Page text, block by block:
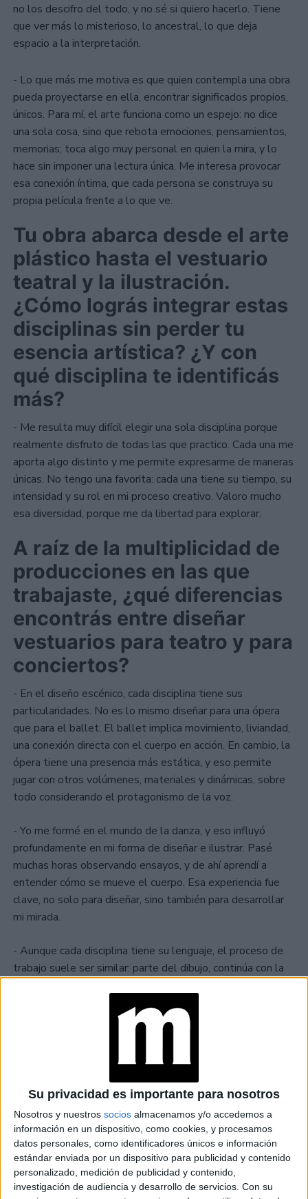
Su privacidad es importante para nosotros
Nosotros y nuestros socios almacenamos y/o accedemos a
información en un dispositivo, como cookies, y procesamos
datos personales, como identificadores únicos e información
estándar enviada por un dispositivo para publicidad y contenido
personalizado, medición de publicidad y contenido,
investigación de audiencia y desarrollo de servicios. Con su
no los descifro del todo, y no sé si quiero hacerlo. Tiene
que ver más lo misterioso, lo ancestral, lo que deja
espacio a la interpretación.
- Lo que más me motiva es que quien contempla una obra
pueda proyectarse en ella, encontrar significados propios,
únicos. Para mí, el arte funciona como un espejo: no dice
una sola cosa, sino que rebota emociones, pensamientos,
memorias; toca algo muy personal en quien la mira, y lo
hace sin imponer una lectura única. Me interesa provocar
esa conexión íntima, que cada persona se construya su
propia película frente a lo que ve.
Tu obra abarca desde el arte
plástico hasta el vestuario
teatral y la ilustración.
¿Cómo lográs integrar estas
disciplinas sin perder tu
esencia artística? ¿Y con
qué disciplina te identificás
más?
- Me resulta muy difícil elegir una sola disciplina porque
realmente disfruto de todas las que practico. Cada una me
aporta algo distinto y me permite expresarme de maneras
únicas. No tengo una favorita: cada una tiene su tiempo, su
intensidad y su rol en mi proceso creativo. Valoro mucho
esa diversidad, porque me da libertad para explorar.
A raíz de la multiplicidad de
producciones en las que
trabajaste, ¿qué diferencias
encontrás entre diseñar
vestuarios para teatro y para
conciertos?
- En el diseño escénico, cada disciplina tiene sus
particularidades. No es lo mismo diseñar para una ópera
que para el ballet. El ballet implica movimiento, liviandad,
una conexión directa con el cuerpo en acción. En cambio, la
ópera tiene una presencia más estática, y eso permite
jugar con otros volúmenes, materiales y dinámicas, sobre
todo considerando el protagonismo de la voz.
- Yo me formé en el mundo de la danza, y eso influyó
profundamente en mi forma de diseñar e ilustrar. Pasé
muchas horas observando ensayos, y de ahí aprendí a
entender cómo se mueve el cuerpo. Esa experiencia fue
clave, no solo para diseñar, sino también para desarrollar
mi mirada.
- Aunque cada disciplina tiene su lenguaje, el proceso de
trabajo suele ser similar: parte del dibujo, continúa con la
ajustes, hasta llegar al estreno.